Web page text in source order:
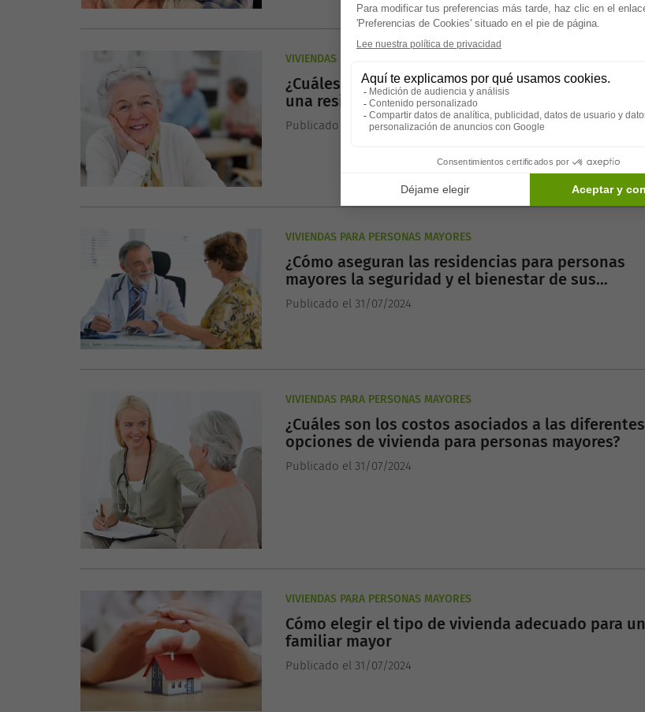
VIVIENDAS PARA PERSONAS MAYORES
¿Cuáles son las ventajas y desventajas de vivir en
una residencia para personas mayores?
Publicado el 31/07/2024
VIVIENDAS PARA PERSONAS MAYORES
¿Cómo aseguran las residencias para personas
mayores la seguridad y el bienestar de sus
residentes?
Publicado el 31/07/2024
VIVIENDAS PARA PERSONAS MAYORES
¿Cuáles son los costos asociados a las diferentes
opciones de vivienda para personas mayores?
Publicado el 31/07/2024
VIVIENDAS PARA PERSONAS MAYORES
Cómo elegir el tipo de vivienda adecuado para un
familiar mayor
Publicado el 31/07/2024